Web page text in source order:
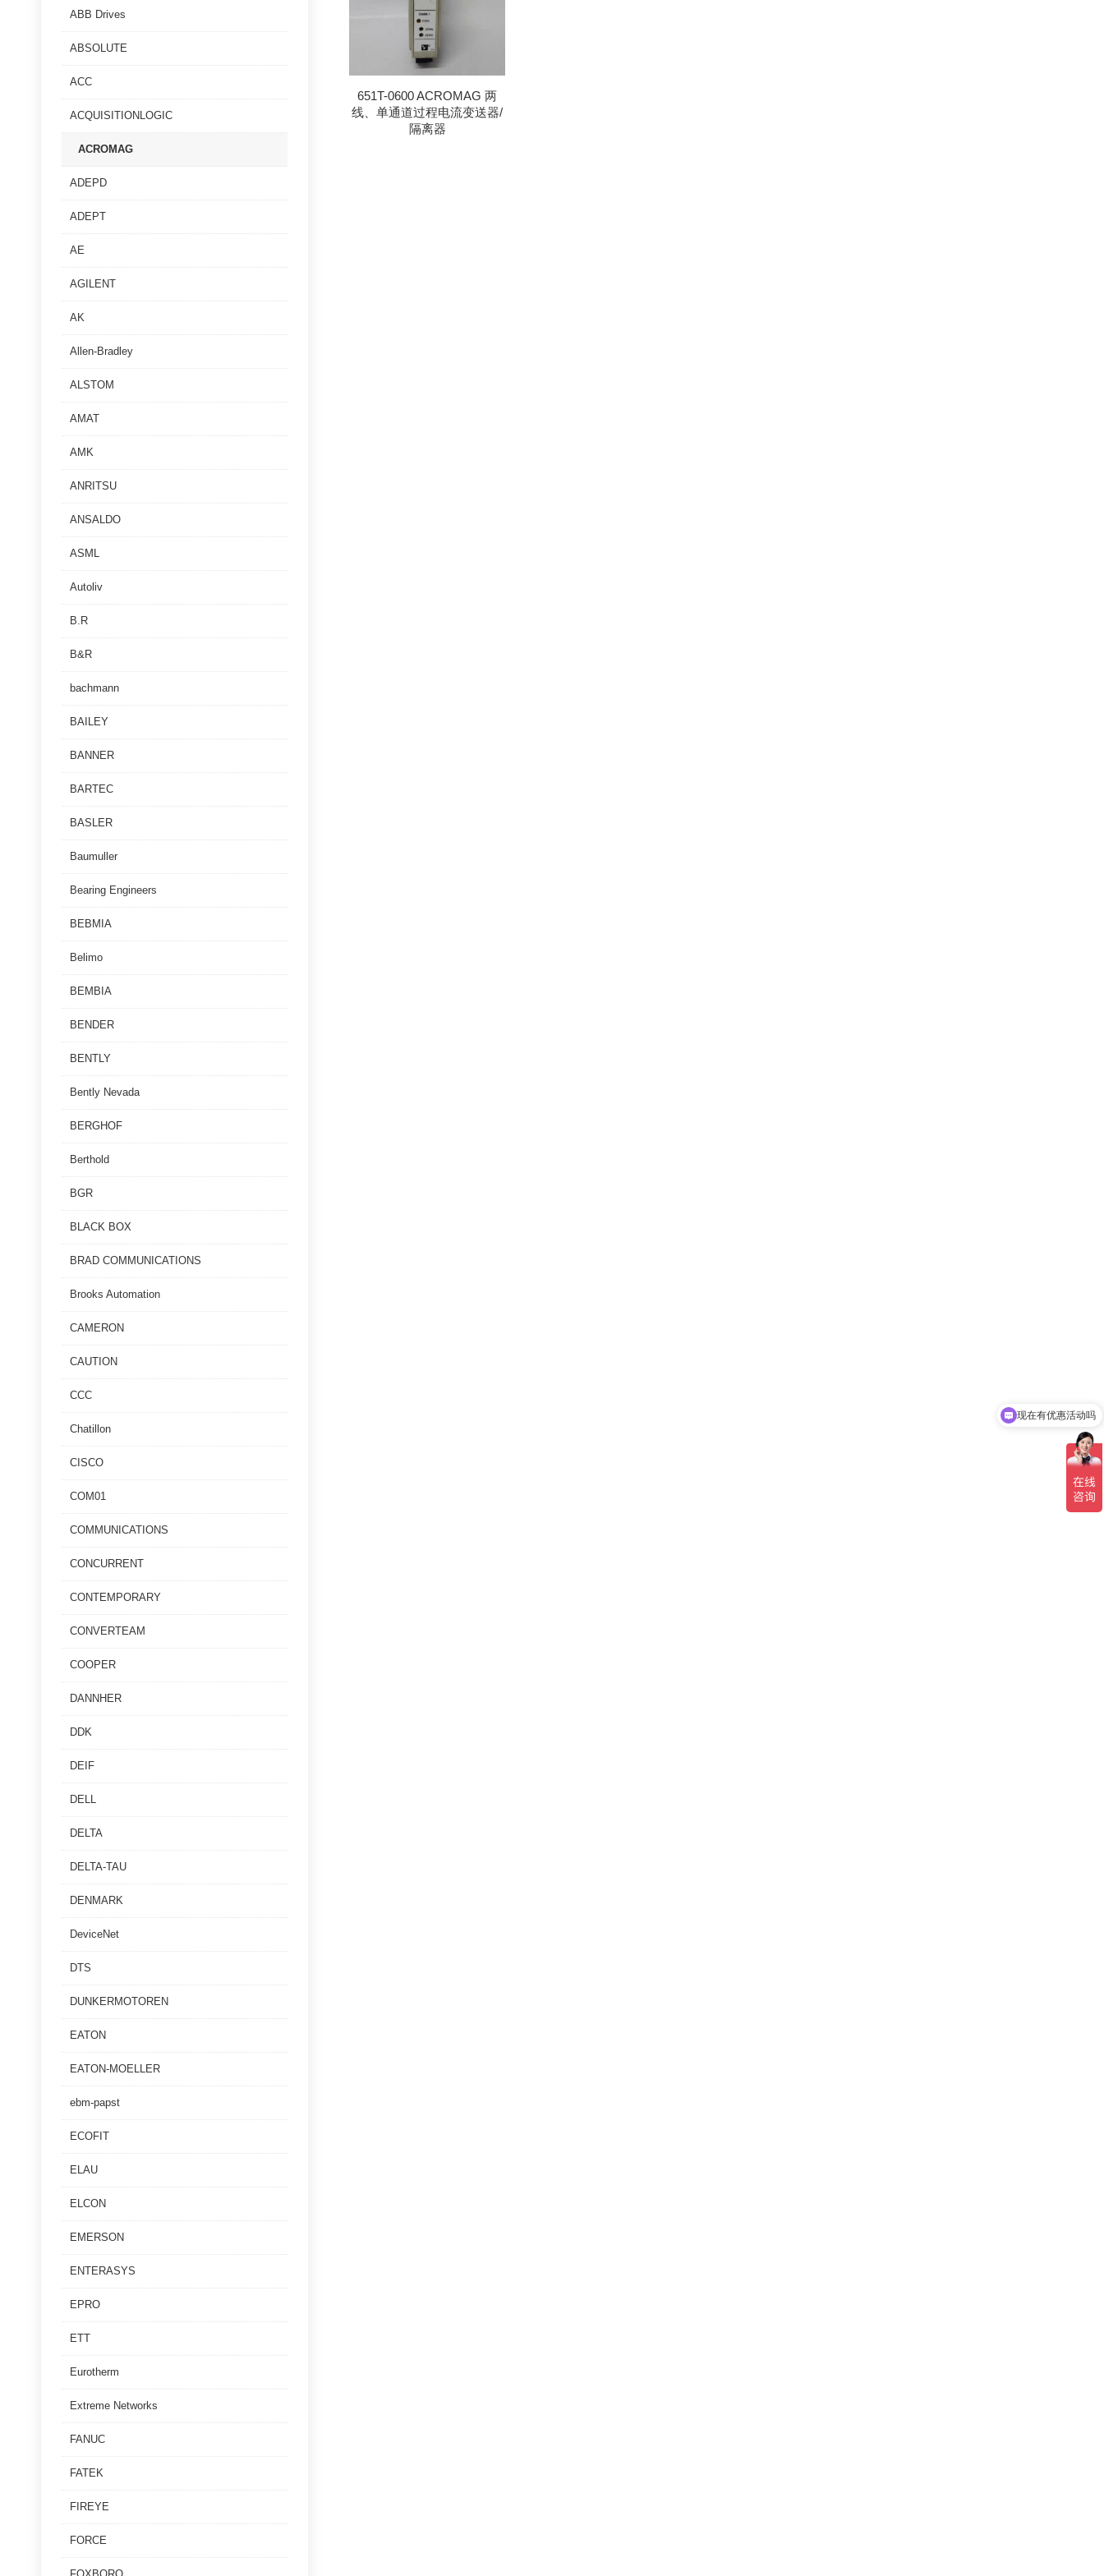
651T-0600 ACROMAG 两
线、单通道过程电流变送器/
隔离器
ABB Drives
ABSOLUTE
ACC
ACQUISITIONLOGIC
ACROMAG
ADEPD
ADEPT
AE
AGILENT
AK
Allen-Bradley
ALSTOM
AMAT
AMK
ANRITSU
ANSALDO
ASML
Autoliv
B.R
B&R
bachmann
BAILEY
BANNER
BARTEC
BASLER
Baumuller
Bearing Engineers
BEBMIA
Belimo
BEMBIA
BENDER
BENTLY
Bently Nevada
BERGHOF
Berthold
BGR
BLACK BOX
BRAD COMMUNICATIONS
Brooks Automation
CAMERON
CAUTION
CCC
Chatillon
CISCO
COM01
COMMUNICATIONS
CONCURRENT
CONTEMPORARY
CONVERTEAM
COOPER
DANNHER
DDK
DEIF
DELL
DELTA
DELTA-TAU
DENMARK
DeviceNet
DTS
DUNKERMOTOREN
EATON
EATON-MOELLER
ebm-papst
ECOFIT
ELAU
ELCON
EMERSON
ENTERASYS
EPRO
ETT
Eurotherm
Extreme Networks
FANUC
FATEK
FIREYE
FORCE
现在有优惠活动吗